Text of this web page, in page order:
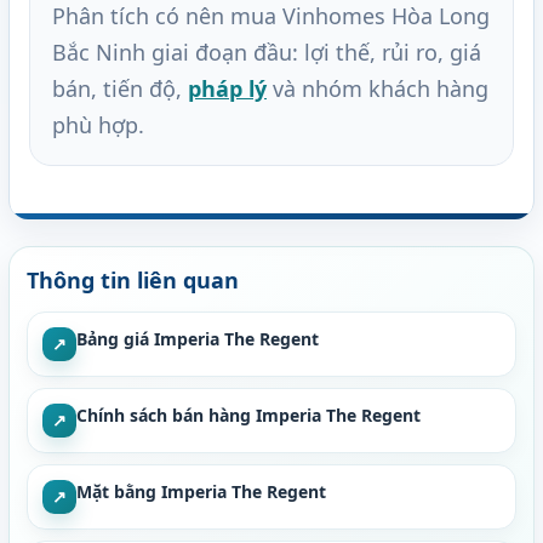
Phân tích có nên mua Vinhomes Hòa Long
Bắc Ninh giai đoạn đầu: lợi thế, rủi ro, giá
bán, tiến độ, pháp lý và nhóm khách hàng
phù hợp.
Thông tin liên quan
↗ Bảng giá Imperia The Regent
↗ Chính sách bán hàng Imperia The Regent
↗ Mặt bằng Imperia The Regent